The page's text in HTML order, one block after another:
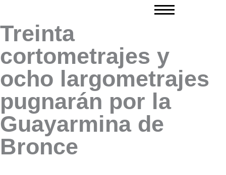
contenido
Treinta
cortometrajes y
ocho largometrajes
pugnarán por la
Guayarmina de
Bronce